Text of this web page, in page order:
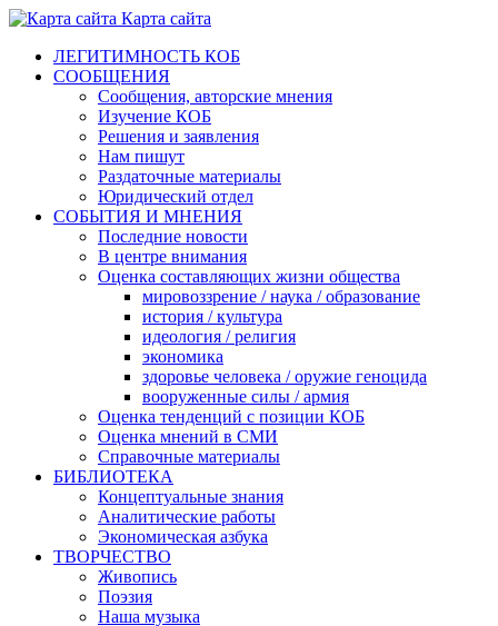
Карта сайта
ЛЕГИТИМНОСТЬ КОБ
СООБЩЕНИЯ
Сообщения, авторские мнения
Изучение КОБ
Решения и заявления
Нам пишут
Раздаточные материалы
Юридический отдел
СОБЫТИЯ И МНЕНИЯ
Последние новости
В центре внимания
Оценка составляющих жизни общества
мировоззрение / наука / образование
история / культура
идеология / религия
экономика
здоровье человека / оружие геноцида
вооруженные силы / армия
Оценка тенденций с позиции КОБ
Оценка мнений в СМИ
Справочные материалы
БИБЛИОТЕКА
Концептуальные знания
Аналитические работы
Экономическая азбука
ТВОРЧЕСТВО
Живопись
Поэзия
Наша музыка